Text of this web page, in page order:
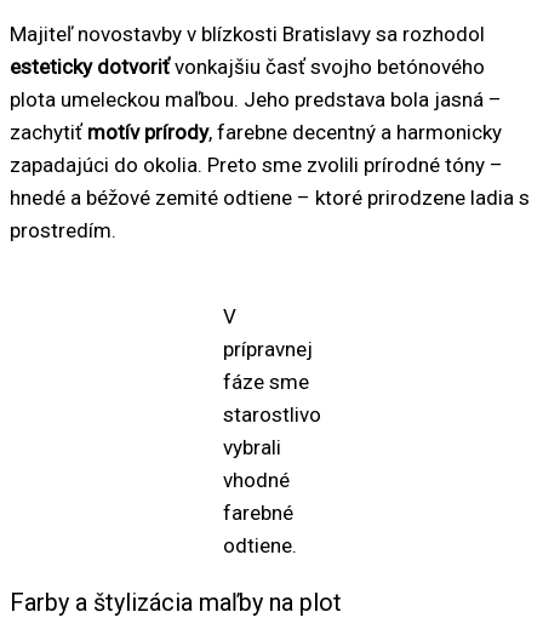
Majiteľ novostavby v blízkosti Bratislavy sa rozhodol
esteticky dotvoriťvonkajšiu časť svojho betónového
plota umeleckou maľbou. Jeho predstava bola jasná –
zachytiť motív prírody, farebne decentný a harmonicky
zapadajúci do okolia. Preto sme zvolili prírodné tóny –
hnedé a béžové zemité odtiene – ktoré prirodzene ladia s
prostredím.
V
prípravnej
fáze sme
starostlivo
vybrali
vhodné
farebné
odtiene.
Farby a štylizácia maľby na plot